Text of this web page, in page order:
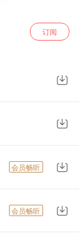
订阅
会员畅听
会员畅听